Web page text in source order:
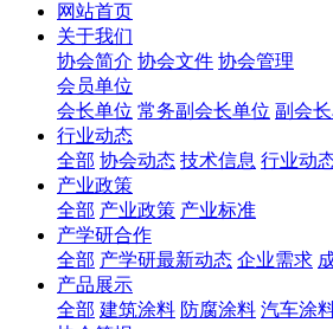
网站首页
关于我们
协会简介 协会文件 协会管理
会员单位
会长单位 常务副会长单位 副会
行业动态
全部 协会动态 技术信息 行业动
产业政策
全部 产业政策 产业标准
产学研合作
全部 产学研最新动态 企业需求
产品展示
全部 建筑涂料 防腐涂料 汽车涂